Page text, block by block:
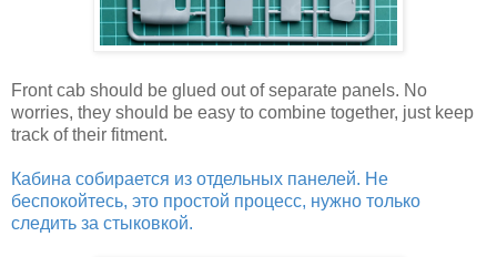
Front cab should be glued out of separate panels. No
worries, they should be easy to combine together, just keep
track of their fitment.
Кабина собирается из отдельных панелей. Не
беспокойтесь, это простой процесс, нужно только
следить за стыковкой.